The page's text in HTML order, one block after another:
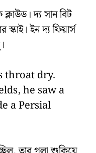
দ্য সান বিট
ইন দ্য ফিয়ার্স
throat dry.
he saw a
a Persial